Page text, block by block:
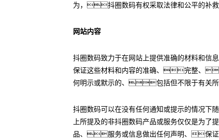
为，抖圈数码有权采取法律和公平的
网站内容
抖圈数码致力于在网站上提供准确的材料
保证这些材料和内容的准确、完整、
何明示或默示的、包括但不限于有关
抖圈数码可以在没有任何通知或提示的情况
上所提及的非抖圈数码产品或服务仅仅是
品、服务或信息做出任何声明、保